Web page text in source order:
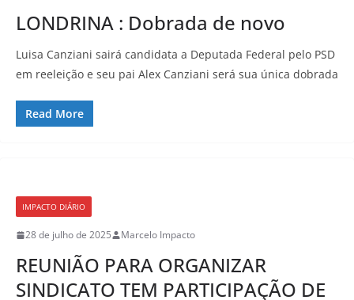
LONDRINA : Dobrada de novo
Luisa Canziani sairá candidata a Deputada Federal pelo PSD
em reeleição e seu pai Alex Canziani será sua única dobrada
Read More
IMPACTO DIÁRIO
28 de julho de 2025 Marcelo Impacto
REUNIÃO PARA ORGANIZAR
SINDICATO TEM PARTICIPAÇÃO DE